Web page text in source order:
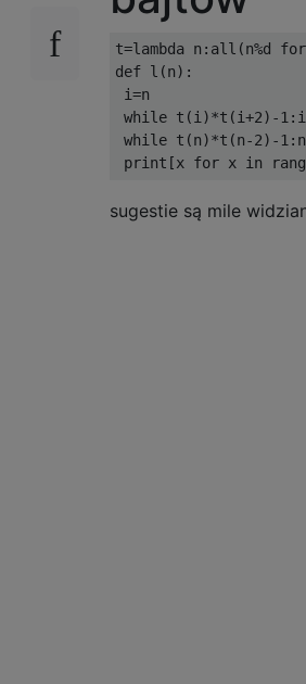
t=lambda n : all (n%d for
def l (n):
i=n
while t (i )*t (i+2)-1 : i
while t (n)*t (n-2)-1 : n
print [x for x in
sugestie są mile